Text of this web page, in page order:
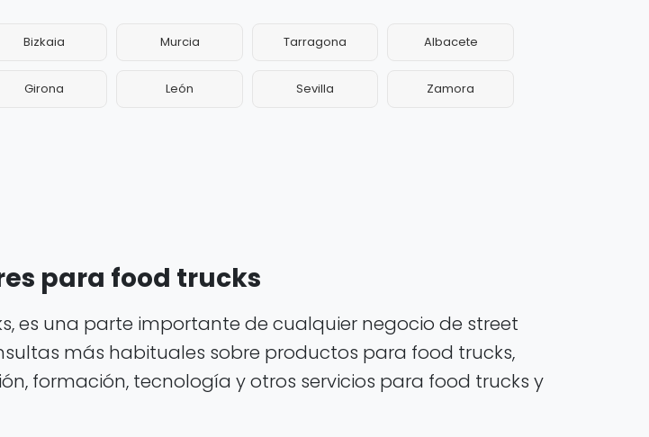
Bizkaia Murcia Tarragona Albacete
Girona León Sevilla Zamora
para food trucks
es una parte importante de cualquier negocio de street
más habituales sobre productos para food trucks,
formación, tecnología y otros servicios para food trucks y